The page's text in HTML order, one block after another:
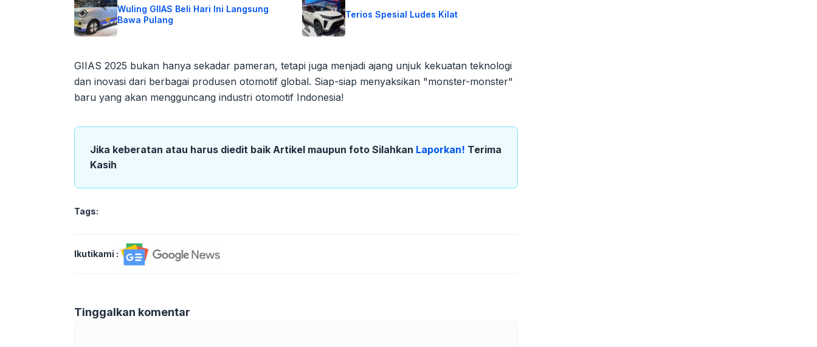
Wuling GIIAS Beli Hari Ini Langsung
Bawa Pulang
Terios Spesial Ludes Kilat
GIIAS 2025 bukan hanya sekadar pameran, tetapi juga menjadi ajang unjuk kekuatan teknologi
dan inovasi dari berbagai produsen otomotif global. Siap-siap menyaksikan "monster-monster"
baru yang akan mengguncang industri otomotif Indonesia!
Jika keberatan atau harus diedit baik Artikel maupun foto Silahkan Laporkan! Terima
Kasih
Tags:
Ikutikami :
Tinggalkan komentar